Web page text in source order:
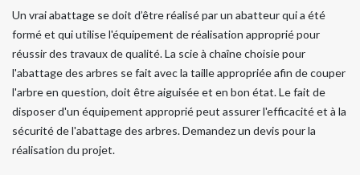
Un vrai abattage se doit d’être réalisé par un abatteur qui a été
formé et qui utilise l'équipement de réalisation approprié pour
réussir des travaux de qualité. La scie à chaîne choisie pour
l'abattage des arbres se fait avec la taille appropriée afin de couper
l'arbre en question, doit être aiguisée et en bon état. Le fait de
disposer d'un équipement approprié peut assurer l'efficacité et à la
sécurité de l'abattage des arbres. Demandez un devis pour la
réalisation du projet.